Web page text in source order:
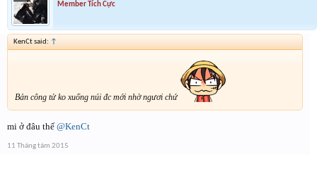
Member Tích Cực
KenCt said: ↑
Bản công tử ko xuống núi đc mới nhờ ngươi chứ
mi ở đâu thế @KenCt
11 Tháng tám 2015